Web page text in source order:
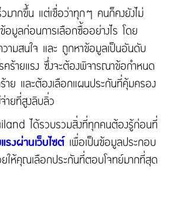
มากขึ้น แต่เชื่อว่าทุกๆ คนก็คงยังไม่
อมูลก่อนการเลือกซื้ออย่างไร โดย
วามสนใจ และ ถูกหาข้อมูลเป็นอันดับ
ร้ายแรง ซึ่งจะต้องพิจารณาข้อกำหนด
าย และต้องเลือกแผนประกันที่คุ้มครอง
ายที่สูงลิบลิ่ว
ได้รวบรวมสิ่งที่ทุกคนต้องรู้ก่อนที่
งผ่านเว็บไซต์เพื่อเป็นข้อมูลประกอบ
ให้คุณเลือกประกันที่ตอบโจทย์มากที่สุด